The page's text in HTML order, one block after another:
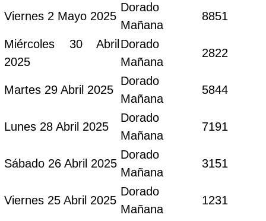
Viernes 2 Mayo 2025
Dorado
Mañana
8851
Miércoles 30 Abril
2025
Dorado
Mañana
2822
Martes 29 Abril 2025
Dorado
Mañana
5844
Lunes 28 Abril 2025
Dorado
Mañana
7191
Sábado 26 Abril 2025
Dorado
Mañana
3151
Viernes 25 Abril 2025
Dorado
Mañana
1231